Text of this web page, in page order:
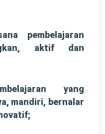
pembelajaran
aktif dan
yang
mandiri, bernalar